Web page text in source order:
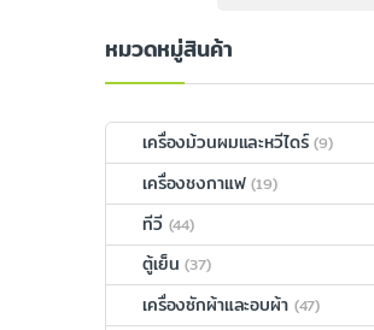
หมวดหมู่สินค้า
เครื่องม้วนผมและหวีไดร์ (9)
เครื่องชงกาแฟ (19)
ทีวี (44)
ตู้เย็น (37)
เครื่องซักผ้าและอบผ้า (47)